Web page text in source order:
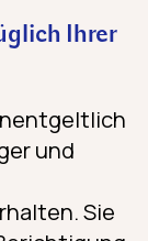
Ihrer
und
Sie